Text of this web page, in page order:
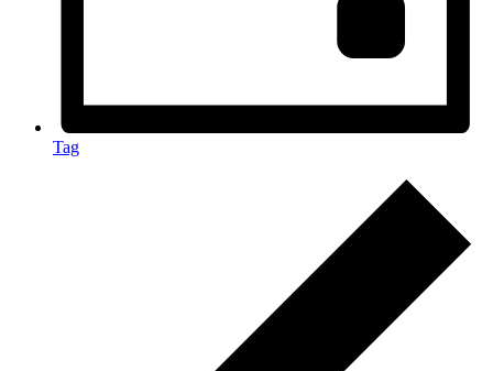
Tag